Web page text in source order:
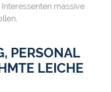
massive
PERSONAL
LEICHE